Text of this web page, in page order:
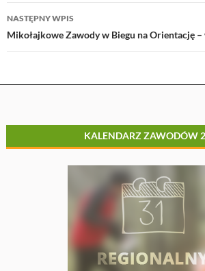
NASTĘPNY WPIS
Mikołajkowe Zawody w Biegu na Orientację
KALENDARZ ZAWODÓW